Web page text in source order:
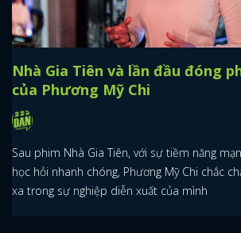
Nhà Gia Tiên và lần đầu đóng
của Phương Mỹ Chi
Sau phim Nhà Gia Tiên, với sự tiềm năng
học hỏi nhanh chóng, Phương Mỹ Chi chắc
xa trong sự nghiệp diễn xuất của mình